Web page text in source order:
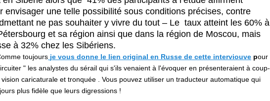
envisager une telle possibilité sous conditions précises, contre
ne pas souhaiter y vivre du tout – Le taux atteint les 60% à
et sa région ainsi que dans la région de Moscou, mais
à 32% chez les Sibériens.
toujours je vous donne le lien original en Russe de cette interviouve pour
" les analystes du sérail qui s'ils venaient à l'évoquer en présenteraient à coup-
caricaturale et tronquée . Vous pouvez utiliser un traducteur automatique qui
plus fidèle que leurs digressions !